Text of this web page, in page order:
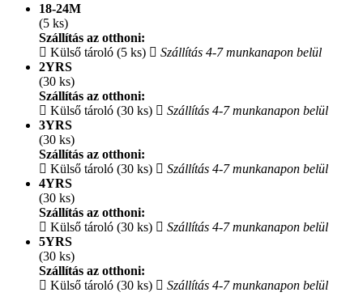
18-24M
(5 ks)
Szállítás az otthoni:
Külső tároló (5 ks)
Szállítás 4-7 munkanapon belül
2YRS
(30 ks)
Szállítás az otthoni:
Külső tároló (30 ks)
Szállítás 4-7 munkanapon belül
3YRS
(30 ks)
Szállítás az otthoni:
Külső tároló (30 ks)
Szállítás 4-7 munkanapon belül
4YRS
(30 ks)
Szállítás az otthoni:
Külső tároló (30 ks)
Szállítás 4-7 munkanapon belül
5YRS
(30 ks)
Szállítás az otthoni:
Külső tároló (30 ks)
Szállítás 4-7 munkanapon belül